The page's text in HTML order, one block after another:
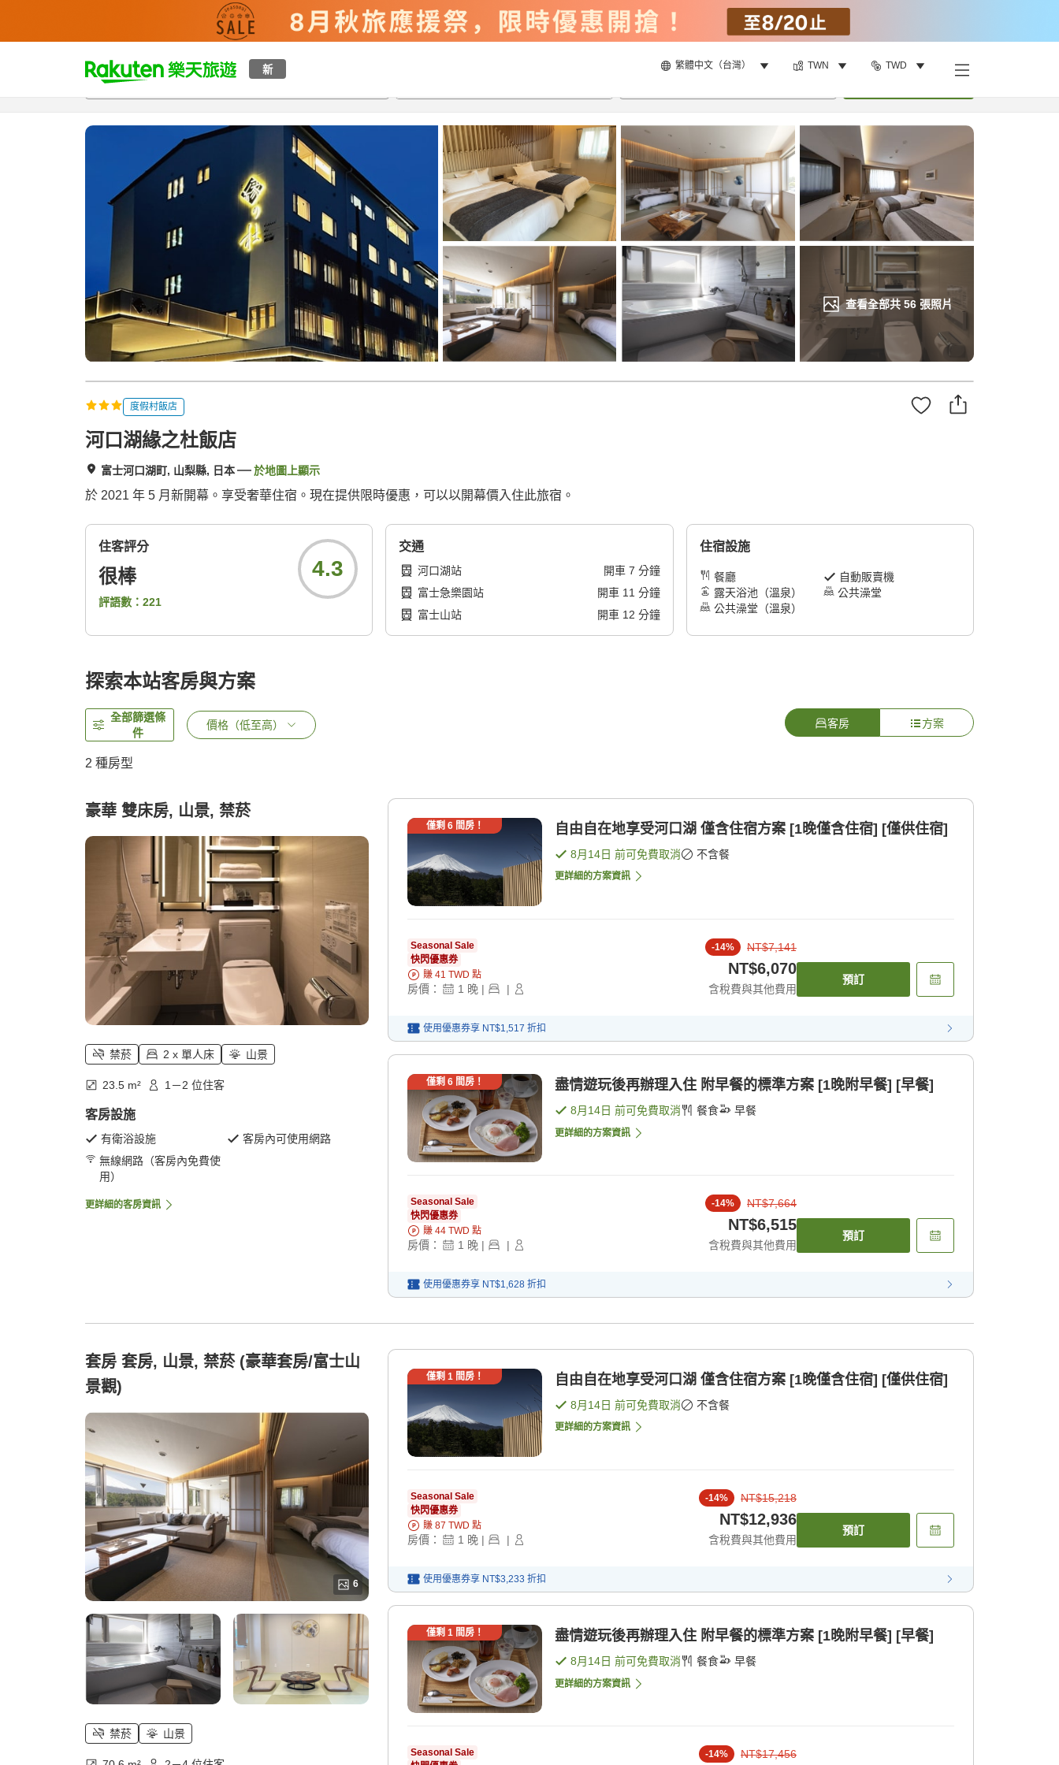
新 繁體中文（台灣） TWN TWD
t
p
a
查看全部共 56張照片
總覽客房與方案評語特點設施
度假村飯店
河口湖緣之杜飯店
富士河口湖町, 山梨縣, 日本 於地圖上顯示
於 2021 年 5 月新開幕。享受奢華住宿。現在提供限時優惠，可以以開幕價入住此旅宿。
住客評分
很棒
評語數： 221
4.3
交通
河口湖站 開車 7 分鐘
富士急樂園站
開車 11 分鐘
富士山站
開車 12 分鐘
住宿設施
餐廳
自動販賣機
露天浴池（溫泉）
公共澡堂
公共澡堂（溫泉）
探索本站客房與方案
全部篩選條
件
價格（低至高） 客房 方案
2 種房型
豪華 雙床房, 山景, 禁菸
禁菸 2 x 單人床 山景
23.5 m² 1－2 位住客
客房設施
有衛浴設施
客房內可使用網路
無線網路（客房內免費使
用）
更詳細的客房資訊
僅剩 6間房！ 自由自在地享受河口湖 僅含住宿方案 [1晚僅含住宿] [僅供住宿]
8月14日 前可免費取消 不含餐
更詳細的方案資訊
Seasonal Sale
快閃優惠券
賺 41 TWD 點
房價： 1 晚 | |
-14% NT$7,141
NT$6,070
含稅費與其他費用
預訂
使用優惠券享 NT$1,517 折扣
僅剩 6間房！ 盡情遊玩後再辦理入住 附早餐的標準方案 [1晚附早餐] [早餐]
8月14日 前可免費取消 餐食 早餐
更詳細的方案資訊
Seasonal Sale
快閃優惠券
賺 44 TWD 點
房價： 1 晚 | |
-14% NT$7,664
NT$6,515
含稅費與其他費用
預訂
使用優惠券享 NT$1,628 折扣
套房 套房, 山景, 禁菸 (豪華套房/富士山
景觀)
6
禁菸 山景
僅剩 1間房！ 自由自在地享受河口湖 僅含住宿方案 [1晚僅含住宿] [僅供住宿]
8月14日 前可免費取消 不含餐
更詳細的方案資訊
Seasonal Sale
快閃優惠券
賺 87 TWD 點
房價： 1 晚 | |
-14% NT$15,218
NT$12,936
含稅費與其他費用
預訂
使用優惠券享 NT$3,233 折扣
僅剩 1間房！ 盡情遊玩後再辦理入住 附早餐的標準方案 [1晚附早餐] [早餐]
8月14日 前可免費取消 餐食 早餐
更詳細的方案資訊
Seasonal Sale
-14% NT$17,456